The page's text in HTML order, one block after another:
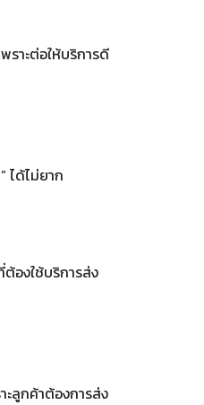
ราะต่อให้บริการดี
ได้ไม่ยาก
องใช้บริการส่ง
ะลูกค้าต้องการส่ง